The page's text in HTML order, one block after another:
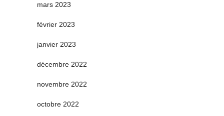
mars 2023
février 2023
janvier 2023
décembre 2022
novembre 2022
octobre 2022